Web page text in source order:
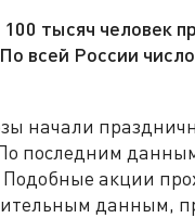
тысяч человек
всей России
начали
последним
Подобные акции
данным,